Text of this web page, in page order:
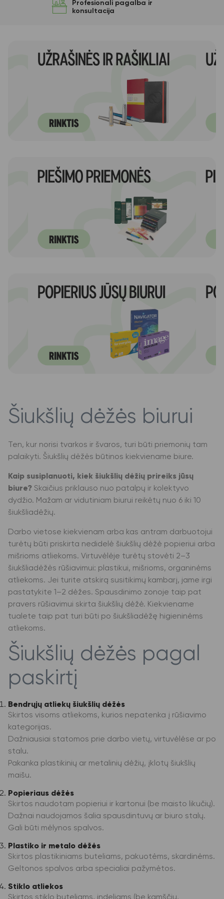
Profesionali pagalba ir
konsultacija
Šiukšlių dėžės biurui
Ten, kur norisi tvarkos ir švaros, turi būti priemonių tam
palaikyti. Šiukšlių dėžės būtinos kiekviename biure.
Kaip susiplanuoti, kiek šiukšlių dėžių prireiks jūsų
biure? Skaičius priklauso nuo patalpų ir kolektyvo
dydžio. Mažam ar vidutiniam biurui reikėtų nuo 6 iki 10
šiukšliadėžių.
Darbo vietose kiekvienam arba kas antram darbuotojui
turėtų būti priskirta nedidelė šiukšlių dėžė popieriui arba
mišrioms atliekoms. Virtuvėlėje turėtų stovėti 2–3
šiukšliadėžės rūšiavimui: plastikui, mišrioms, organinėms
atliekoms. Jei turite atskirą susitikimų kambarį, jame irgi
pastatykite 1–2 dėžes. Spausdinimo zonoje taip pat
pravers rūšiavimui skirta šiukšlių dėžė. Kiekviename
tualete taip pat turi būti po šiukšliadėžę higieninėms
atliekoms.
Šiukšlių dėžės pagal
paskirtį
Bendrųjų atliekų šiukšlių dėžės
Skirtos visoms atliekoms, kurios nepatenka į rūšiavimo
kategorijas.
Dažniausiai statomos prie darbo vietų, virtuvėlėse ar po
stalu.
Pakanka plastikinių ar metalinių dėžių, įklotų šiukšlių
maišu.
Popieriaus dėžės
Skirtos naudotam popieriui ir kartonui (be maisto likučių).
Dažnai naudojamos šalia spausdintuvų ar biuro stalų.
Gali būti mėlynos spalvos.
Plastiko ir metalo dėžės
Skirtos plastikiniams buteliams, pakuotėms, skardinėms.
Geltonos spalvos arba specialiai pažymėtos.
Stiklo atliekos